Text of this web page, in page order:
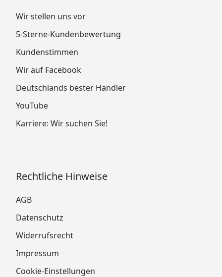
Wir stellen uns vor
5-Sterne-Kundenbewertung
Kundenstimmen
Wir auf Facebook
Deutschlands bester Händler
YouTube
Karriere: Wir suchen Sie!
Rechtliche Hinweise
AGB
Datenschutz
Widerrufsrecht
Impressum
Cookie-Einstellungen